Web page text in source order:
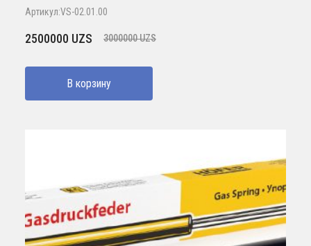
Артикул:VS-02.01.00
3000000UZS
Первоначальная
составляла
3000000 UZS.
2500000 UZS
Текущая
2500000 UZS.
В корзину